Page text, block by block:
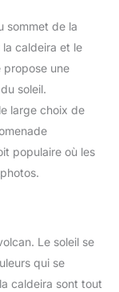
sommet de la
caldeira et le
propose une
soleil.
large choix de
populaire où les
Le soleil se
qui se
caldeira sont tout